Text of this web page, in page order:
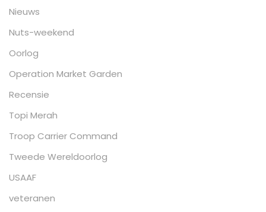
Nieuws
Nuts-weekend
Oorlog
Operation Market Garden
Recensie
Topi Merah
Troop Carrier Command
Tweede Wereldoorlog
USAAF
veteranen